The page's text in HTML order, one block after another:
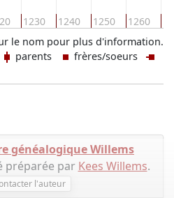
1230 1240 1250 1260
le nom pour plus d'information.
parents
frères/soeurs
généalogique Willems
préparée par Kees Willems.
l'auteur